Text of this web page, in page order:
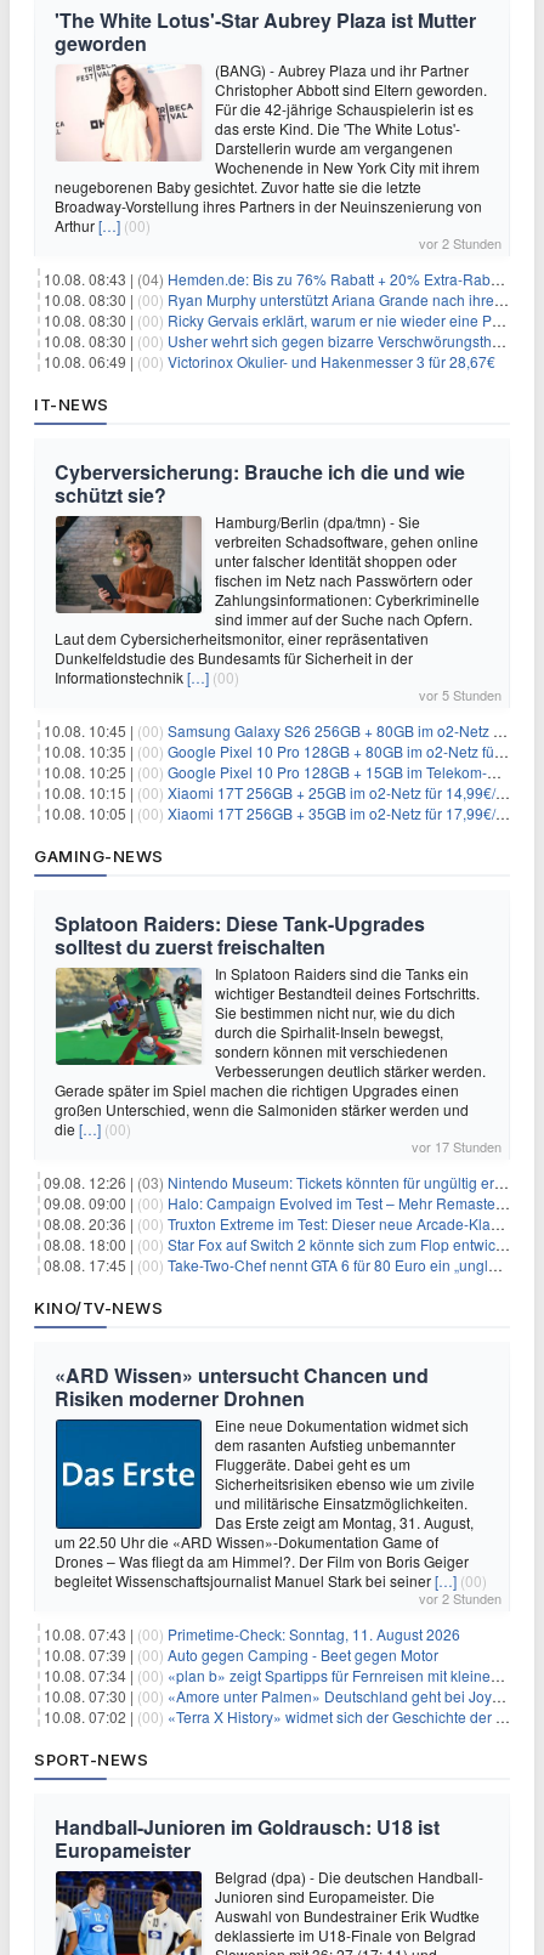
'The White Lotus'-Star Aubrey Plaza ist Mutter
geworden
(BANG) - Aubrey Plaza und ihr Partner
Christopher Abbott sind Eltern geworden.
Für die 42-jährige Schauspielerin ist es
das erste Kind. Die 'The White Lotus'-
Darstellerin wurde am vergangenen
Wochenende in New York City mit ihrem
neugeborenen Baby gesichtet. Zuvor hatte sie die letzte
Broadway-Vorstellung ihres Partners in der Neuinszenierung von
Arthur[…] (00)
vor 2 Stunden
10.08. 08:43 | (04) Hemden.de: Bis zu 76% Rabatt + 20% Extra-Rabatt auf ALLE Hemden
10.08. 08:30 | (00) Ryan Murphy unterstützt Ariana Grande nach ihrem Ausstieg bei 'American Horror Story'
10.08. 08:30 | (00) Ricky Gervais erklärt, warum er nie wieder eine Preisverleihung moderieren will
10.08. 08:30 | (00) Usher wehrt sich gegen bizarre Verschwörungstheorie über angeblichen 'Klon'
10.08. 06:49 | (00) Victorinox Okulier- und Hakenmesser 3 für 28,67€
IT-NEWS
Cyberversicherung: Brauche ich die und wie
schützt sie?
Hamburg/Berlin (dpa/tmn) - Sie
verbreiten Schadsoftware, gehen online
unter falscher Identität shoppen oder
fischen im Netz nach Passwörtern oder
Zahlungsinformationen: Cyberkriminelle
sind immer auf der Suche nach Opfern.
Laut dem Cybersicherheitsmonitor, einer repräsentativen
Dunkelfeldstudie des Bundesamts für Sicherheit in der
Informationstechnik[…] (00)
vor 5 Stunden
10.08. 10:45 | (00) Samsung Galaxy S26 256GB + 80GB im o2-Netz für 24,99€/Monat (effektiv 4,90€/Monat)
10.08. 10:35 | (00) Google Pixel 10 Pro 128GB + 80GB im o2-Netz für 24,99€/Monat (effektiv -6,60€/Monat)
10.08. 10:25 | (00) Google Pixel 10 Pro 128GB + 15GB im Telekom-Netz für 19,98€/Monat (effektiv -12,77€/Monat)
10.08. 10:15 | (00) Xiaomi 17T 256GB + 25GB im o2-Netz für 14,99€/Monat (effektiv -4,30€/Monat)
10.08. 10:05 | (00) Xiaomi 17T 256GB + 35GB im o2-Netz für 17,99€/Monat (effektiv -2,47€/Monat)
GAMING-NEWS
Splatoon Raiders: Diese Tank-Upgrades
solltest du zuerst freischalten
In Splatoon Raiders sind die Tanks ein
wichtiger Bestandteil deines Fortschritts.
Sie bestimmen nicht nur, wie du dich
durch die Spirhalit-Inseln bewegst,
sondern können mit verschiedenen
Verbesserungen deutlich stärker werden.
Gerade später im Spiel machen die richtigen Upgrades einen
großen Unterschied, wenn die Salmoniden stärker werden und
die […] (00)
vor 17 Stunden
09.08. 12:26 | (03) Nintendo Museum: Tickets könnten für ungültig erklärt werden!
09.08. 09:00 | (00) Halo: Campaign Evolved im Test – Mehr Remaster als Remake
08.08. 20:36 | (00) Truxton Extreme im Test: Dieser neue Arcade-Klassiker verzeiht dir gar nichts
08.08. 18:00 | (00) Star Fox auf Switch 2 könnte sich zum Flop entwickeln
08.08. 17:45 | (00) Take-Two-Chef nennt GTA 6 für 80 Euro ein „unglaubliches Schnäppchen“
KINO/TV-NEWS
«ARD Wissen» untersucht Chancen und
Risiken moderner Drohnen
Eine neue Dokumentation widmet sich
dem rasanten Aufstieg unbemannter
Fluggeräte. Dabei geht es um
Sicherheitsrisiken ebenso wie um zivile
und militärische Einsatzmöglichkeiten.
Das Erste zeigt am Montag, 31. August,
um 22.50 Uhr die «ARD Wissen»-Dokumentation Game of
Drones – Was fliegt da am Himmel?. Der Film von Boris Geiger
begleitet Wissenschaftsjournalist Manuel Stark bei seiner[…] (00)
vor 2 Stunden
10.08. 07:43 | (00) Primetime-Check: Sonntag, 11. August 2026
10.08. 07:39 | (00) Auto gegen Camping - Beet gegen Motor
10.08. 07:34 | (00) «plan b» zeigt Spartipps für Fernreisen mit kleinem Budget
10.08. 07:30 | (00) «Amore unter Palmen» Deutschland geht bei Joyn weiter
10.08. 07:02 | (00) «Terra X History» widmet sich der Geschichte der deutschen Vereine
SPORT-NEWS
Handball-Junioren im Goldrausch: U18 ist
Europameister
Belgrad (dpa) - Die deutschen Handball-
Junioren sind Europameister. Die
Auswahl von Bundestrainer Erik Wudtke
deklassierte im U18-Finale von Belgrad